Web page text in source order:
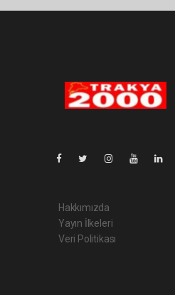
Hakkımızda
Yayın İlkeleri
Veri Politikası